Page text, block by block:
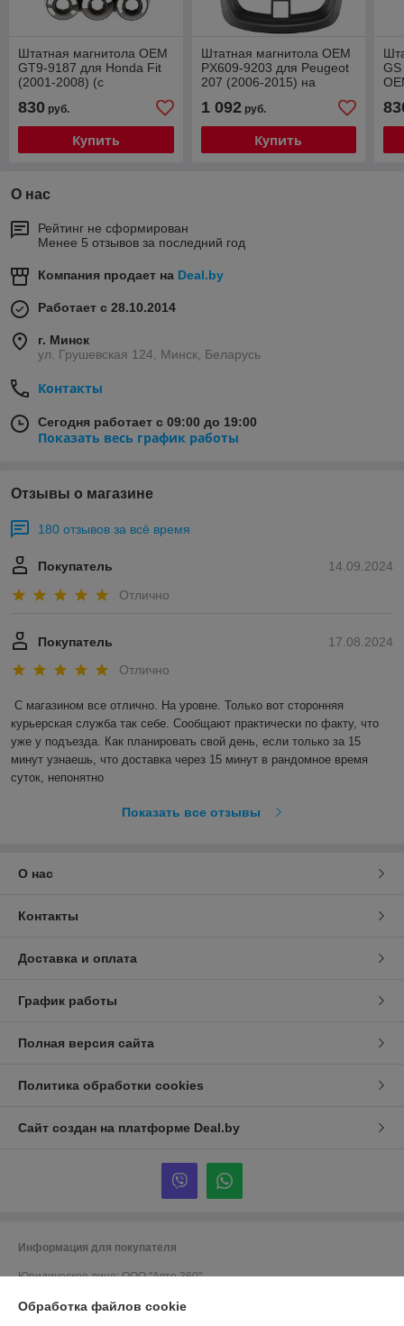
Штатная магнитола OEM
GT9-9187 для Honda Fit
(2001-2008) (с
Android 10
830 руб.
Купить
Штатная магнитола OEM
PX609-9203 для Peugeot
207 (2006-2015) на
IPS)
1 092руб.
Купить
О нас
Рейтинг не сформирован
Менее 5 отзывов за последний год
Компания продает на Deal.by
Работает с 28.10.2014
г. Минск
ул. Грушевская 124, Минск, Беларусь
Контакты
Сегодня работает с 09:00 до 19:00
Показать весь график работы
Отзывы о магазине
180 отзывов за всё время
14.09.2024
Покупатель
Отлично
17.08.2024
Покупатель
Отлично
С магазином все отлично. На уровне. Только вот сторонняя
курьерская служба так себе. Сообщают практически по факту, что
уже у подъезда. Как планировать свой день, если только за 15
минут узнаешь, что доставка через 15 минут в рандомное время
суток, непонятно
Показать все отзывы
О нас
Контакты
Доставка и оплата
График работы
Полная версия сайта
Политика обработки cookies
Сайт создан на платформе Deal.by
Информация для покупателя
Юридическое лицо:ООО "Авто 360"
Обработка файлов cookie